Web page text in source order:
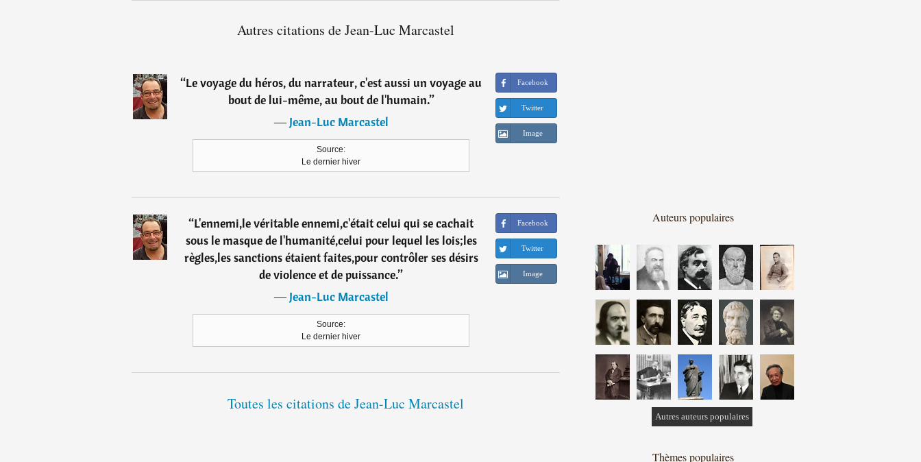
Autres citations de Jean-Luc Marcastel
“Le voyage du héros, du narrateur, c'est aussi un voyage au
bout de lui-même, au bout de l'humain.”
―Jean-Luc Marcastel
Source:
Le dernier hiver
Facebook
Twitter
Image
“L'ennemi,le véritable ennemi,c'était celui qui se cachait
sous le masque de l'humanité,celui pour lequel les lois;les
règles,les sanctions étaient faites,pour contrôler ses désirs
de violence et de puissance.”
―Jean-Luc Marcastel
Source:
Le dernier hiver
Facebook
Twitter
Image
Toutes les citations de Jean-Luc Marcastel
Auteurs populaires
Autres auteurs populaires
Thèmes populaires